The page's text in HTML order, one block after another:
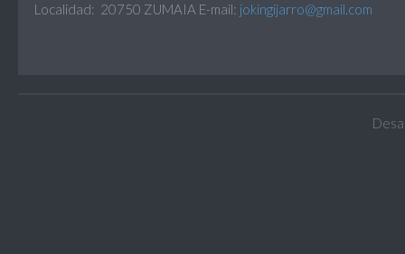
Localidad: 20750 ZUMAIA E-mail: jokingijarro@gmail.com